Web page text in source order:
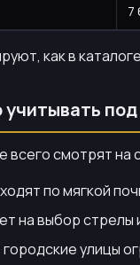
7
как в
всего смотрят
по мягкой
на выбор стрелы
городские улицы